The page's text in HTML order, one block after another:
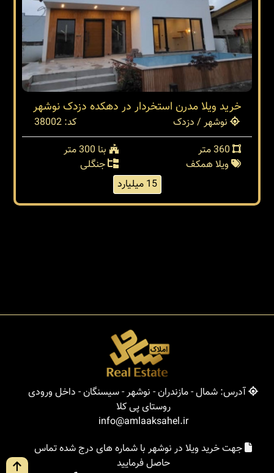
خرید ویلا مدرن استخردار در دهکده دزدک نوشهر
نوشهر / دزدک
کد: 38002
بنا 300 متر
ویلا همکف
جنگلی
15 میلیارد
آدرس: شمال - مازندران - نوشهر - سیسنگان - داخل ورودی
روستای پی کلا
info@amlaaksahel.ir
جهت خرید ویلا در نوشهر با شماره های درج شده تماس
حاصل فرمایید